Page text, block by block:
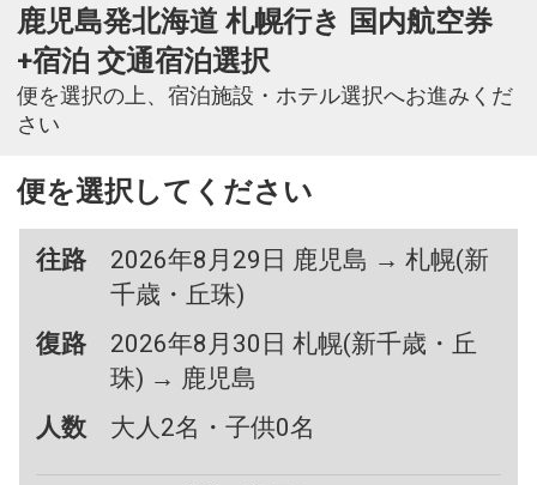
鹿児島発北海道 札幌行き 国内航空券
+宿泊 交通宿泊選択
便を選択の上、宿泊施設・ホテル選択へお進みくだ
さい
便を選択してください
往路
2026年8月29日 鹿児島 → 札幌(新
千歳・丘珠)
復路
2026年8月30日 札幌(新千歳・丘
珠) → 鹿児島
人数
大人2名・子供0名